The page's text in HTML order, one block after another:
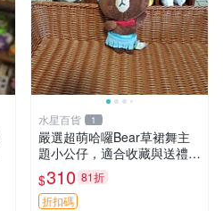
水星百貨 1
嚴選超萌哈囉Bear草裙舞主
題小公仔，適合收藏與送禮 1
00 克 哈囉Bear 草裙舞
$310 81折
折扣碼